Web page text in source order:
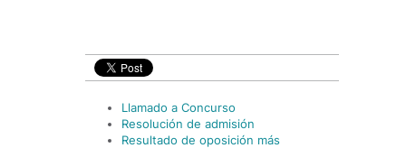
Llamado a Concurso
Resolución de admisión
Resultado de oposición más